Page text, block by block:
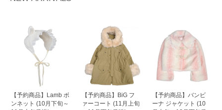
【予約商品】Lamb ボ
ンネット (10月下旬～
【予約商品】BiG フ
ァーコート (11月上旬
【予約商品】バンビ
ーナ ジャケット (10